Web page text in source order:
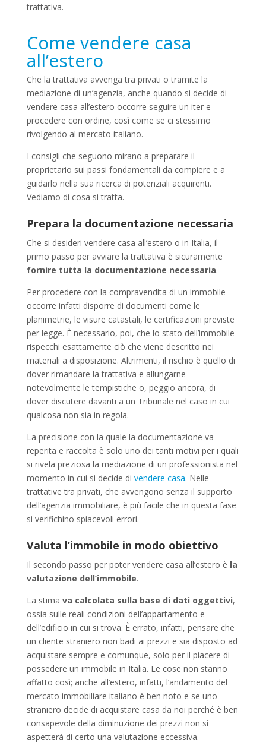
trattativa.
Come vendere casa
all’estero
Che la trattativa avvenga tra privati o tramite la
mediazione di un’agenzia, anche quando si decide di
vendere casa all’estero occorre seguire un iter e
procedere con ordine, così come se ci stessimo
rivolgendo al mercato italiano.
I consigli che seguono mirano a preparare il
proprietario sui passi fondamentali da compiere e a
guidarlo nella sua ricerca di potenziali acquirenti.
Vediamo di cosa si tratta.
Prepara la documentazione necessaria
Che si desideri vendere casa all’estero o in Italia, il
primo passo per avviare la trattativa è sicuramente
fornire tutta la documentazione necessaria.
Per procedere con la compravendita di un immobile
occorre infatti disporre di documenti come le
planimetrie, le visure catastali, le certificazioni previste
per legge. È necessario, poi, che lo stato dell’immobile
rispecchi esattamente ciò che viene descritto nei
materiali a disposizione. Altrimenti, il rischio è quello di
dover rimandare la trattativa e allungarne
notevolmente le tempistiche o, peggio ancora, di
dover discutere davanti a un Tribunale nel caso in cui
qualcosa non sia in regola.
La precisione con la quale la documentazione va
reperita e raccolta è solo uno dei tanti motivi per i quali
si rivela preziosa la mediazione di un professionista nel
momento in cui si decide di vendere casa. Nelle
trattative tra privati, che avvengono senza il supporto
dell’agenzia immobiliare, è più facile che in questa fase
si verifichino spiacevoli errori.
Valuta l’immobile in modo obiettivo
Il secondo passo per poter vendere casa all’estero è la
valutazione dell’immobile.
La stima va calcolata sulla base di dati oggettivi,
ossia sulle reali condizioni dell’appartamento e
dell’edificio in cui si trova. È errato, infatti, pensare che
un cliente straniero non badi ai prezzi e sia disposto ad
acquistare sempre e comunque, solo per il piacere di
possedere un immobile in Italia. Le cose non stanno
affatto così; anche all’estero, infatti, l’andamento del
mercato immobiliare italiano è ben noto e se uno
straniero decide di acquistare casa da noi perché è ben
consapevole della diminuzione dei prezzi non si
aspetterà di certo una valutazione eccessiva.